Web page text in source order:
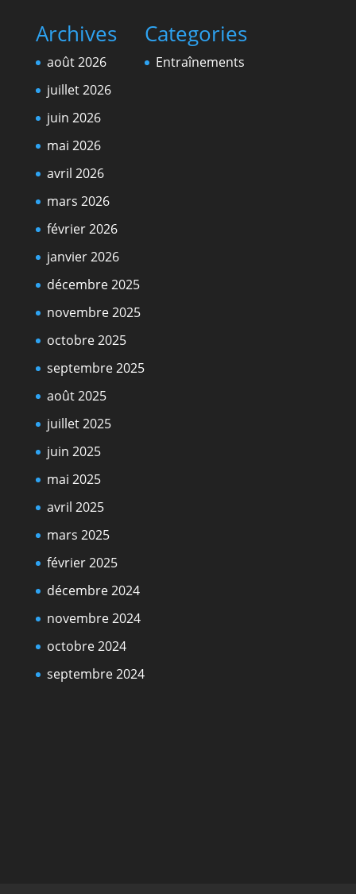
Archives
août 2026
juillet 2026
juin 2026
mai 2026
avril 2026
mars 2026
février 2026
janvier 2026
décembre 2025
novembre 2025
octobre 2025
septembre 2025
août 2025
juillet 2025
juin 2025
mai 2025
avril 2025
mars 2025
février 2025
décembre 2024
novembre 2024
octobre 2024
septembre 2024
Categories
Entraînements